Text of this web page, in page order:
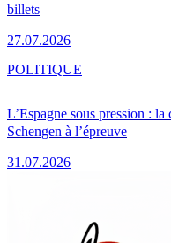
billets
27.07.2026
L’Espagne sous pression :
Schengen à l’épreuve
31.07.2026
POLITIQUE